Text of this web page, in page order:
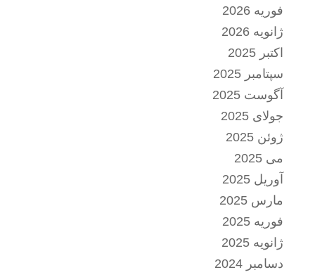
فوریه 2026
ژانویه 2026
اکتبر 2025
سپتامبر 2025
آگوست 2025
جولای 2025
ژوئن 2025
می 2025
آوریل 2025
مارس 2025
فوریه 2025
ژانویه 2025
دسامبر 2024